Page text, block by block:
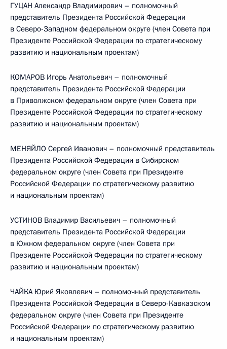
ГУЦАН Александр Владимирович – полномочный
представитель Президента Российской Федерации
в Северо-Западном федеральном округе (член Совета при
Президенте Российской Федерации по стратегическому
развитию и национальным проектам)
КОМАРОВ Игорь Анатольевич – полномочный
представитель Президента Российской Федерации
в Приволжском федеральном округе (член Совета при
Президенте Российской Федерации по стратегическому
развитию и национальным проектам)
МЕНЯЙЛО Сергей Иванович – полномочный представитель
Президента Российской Федерации в Сибирском
федеральном округе (член Совета при Президенте
Российской Федерации по стратегическому развитию
и национальным проектам)
УСТИНОВ Владимир Васильевич – полномочный
представитель Президента Российской Федерации
в Южном федеральном округе (член Совета при
Президенте Российской Федерации по стратегическому
развитию и национальным проектам)
ЧАЙКА Юрий Яковлевич – полномочный представитель
Президента Российской Федерации в Северо-Кавказском
федеральном округе (член Совета при Президенте
Российской Федерации по стратегическому развитию
и национальным проектам)